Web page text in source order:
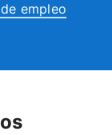
empleo